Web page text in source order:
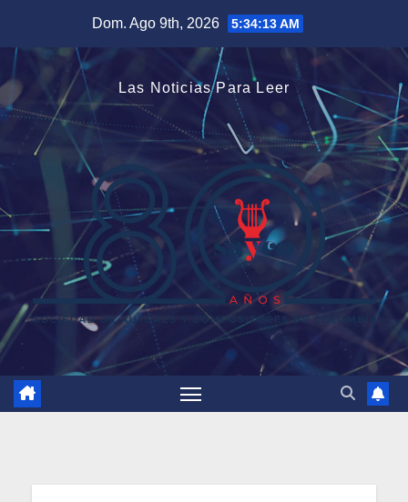
contenido
Dom. Ago 9th, 2026 5:34:15 AM
Las Noticias Para Leer